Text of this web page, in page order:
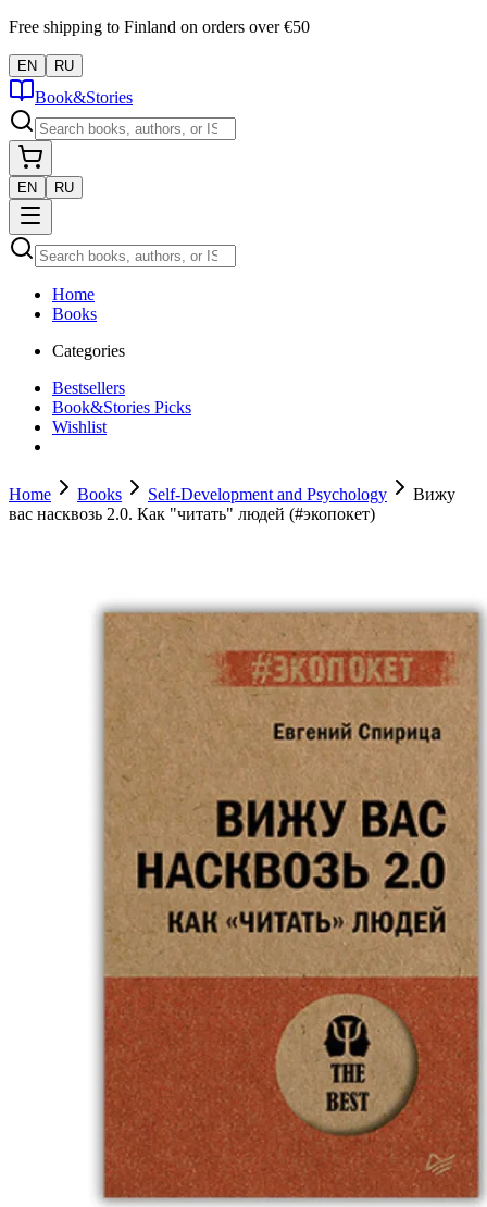
Free shipping to Finland on orders over €50
EN RU
Book&Stories
EN RU
Home
Books
Categories
Bestsellers
Book&Stories Picks
Wishlist
Home Books Self-Development and Psychology
Вижу
вас насквозь 2.0. Как "читать" людей (#экопокет)